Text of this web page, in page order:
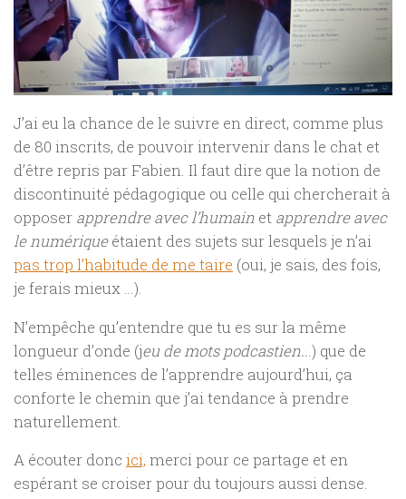
J’ai eu la chance de le suivre en direct, comme plus
de 80 inscrits, de pouvoir intervenir dans le chat et
d’être repris par Fabien. Il faut dire que la notion de
discontinuité pédagogique ou celle qui chercherait à
opposer apprendre avec l’humain et apprendre avec
le numériqueétaient des sujets sur lesquels je n’ai
pas trop l’habitude de me taire (oui, je sais, des fois,
je ferais mieux …).
N’empêche qu’entendre que tu es sur la même
longueur d’onde (jeu de mots podcastien...) que de
telles éminences de l’apprendre aujourd’hui, ça
conforte le chemin que j’ai tendance à prendre
naturellement.
A écouter donc ici, merci pour ce partage et en
espérant se croiser pour du toujours aussi dense.